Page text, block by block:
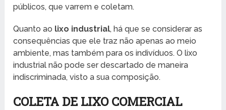
públicos, que varrem e coletam.
Quanto ao lixo industrial, há que se considerar as
consequências que ele traz não apenas ao meio
ambiente, mas também para os indivíduos. O lixo
industrial não pode ser descartado de maneira
indiscriminada, visto a sua composição.
COLETA DE LIXO COMERCIAL